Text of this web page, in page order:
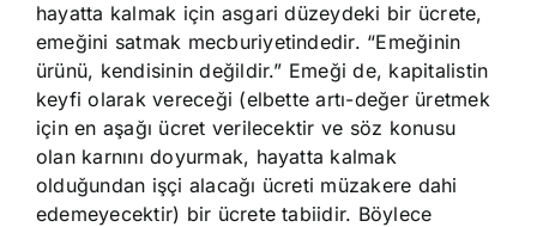
hayatta kalmak için asgari düzeydeki bir ücrete,
emeğini satmak mecburiyetindedir. “Emeğinin
ürünü, kendisinin değildir.” Emeği de, kapitalistin
keyfi olarak vereceği (elbette artı-değer üretmek
için en aşağı ücret verilecektir ve söz konusu
olan karnını doyurmak, hayatta kalmak
olduğundan işçi alacağı ücreti müzakere dahi
edemeyecektir) bir ücrete tabiidir. Böylece